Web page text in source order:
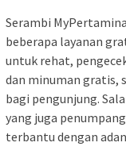
Serambi
beberapa layanan
untuk rehat,
dan minuman gratis,
bagi pengunjung.
yang juga
terbantu dengan